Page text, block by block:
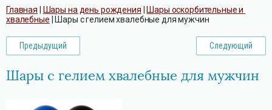
Главная Шары на день рождения
Шары оскорбительные и
хвалебные
Шары с гелием хвалебные для мужчин
Предыдущий Следующий
Шары с гелием хвалебные для мужчин